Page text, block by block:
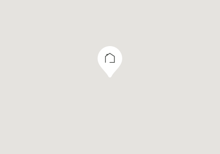
informatie is van algemene aard en is niet meer
dan een vrijblijvende uitnodiging om in